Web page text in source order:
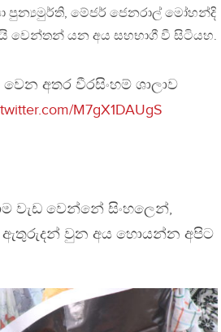
පුන්‍යමුර්ති, මේජර් ජෙනරාල් මෝහන්දි
යන අය සහභාගී වී සිටියහ.
අතර වීරසිංහම් ශාලාව
M7gX1DAUgS
වැඩ වෙන්නේ සිංහලෙන්,
ඇතුරුදන් වුන අය හොයන්න අපිට